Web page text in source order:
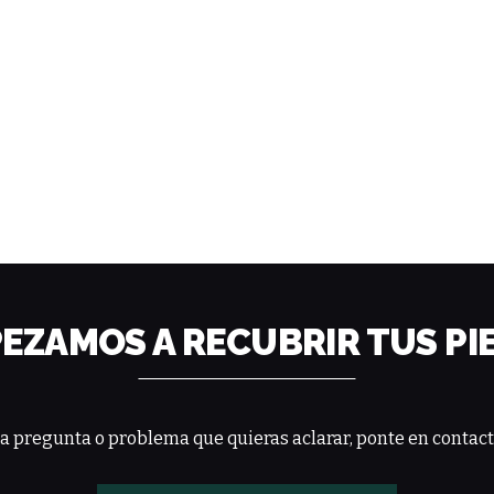
A RECUBRIR TUS
pregunta o problema que quieras aclarar, ponte en